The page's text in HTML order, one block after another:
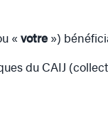
« votre»)
du CAIJ